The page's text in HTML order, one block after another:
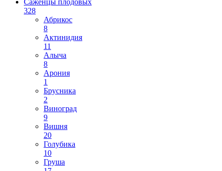
Саженцы плодовых
328
Абрикос
8
Актинидия
11
Алыча
8
Арония
1
Брусника
2
Виноград
9
Вишня
20
Голубика
10
Груша